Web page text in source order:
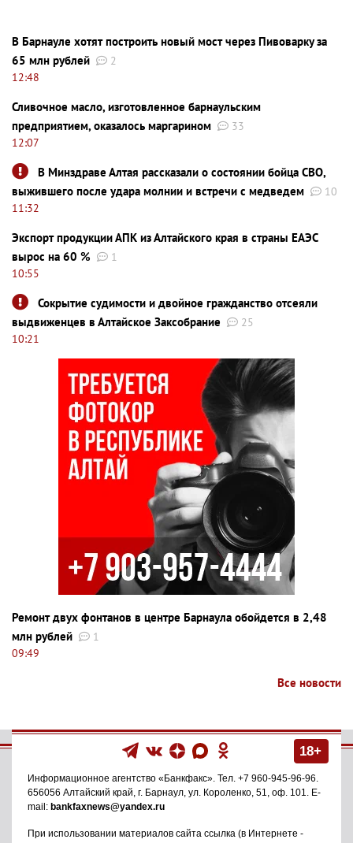
В Барнауле хотят построить новый мост через Пивоварку за
65 млн рублей
2
12:48
Сливочное масло, изготовленное барнаульским
предприятием, оказалось маргарином
33
12:07
В Минздраве Алтая рассказали о состоянии бойца СВО,
выжившего после удара молнии и встречи с медведем
10
11:32
Экспорт продукции АПК из Алтайского края в страны ЕАЭС
вырос на 60 %
1
10:55
Сокрытие судимости и двойное гражданство отсеяли
выдвиженцев в Алтайское Заксобрание
25
10:21
Ремонт двух фонтанов в центре Барнаула обойдется в 2,48
млн рублей
1
09:49
Все новости
18+
Информационное агентство «Банкфакс». Тел. +7 960-945-96-96.
656056 Алтайский край, г. Барнаул, ул. Короленко, 51, оф. 101. E-
mail: bankfaxnews@yandex.ru
При использовании материалов сайта ссылка (в Интернете -